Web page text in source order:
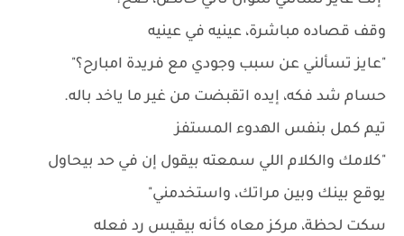
وقف قصاده مباشرة، عينيه في عينيه
"عايز تسألني عن سبب وجودي مع فريدة امبارح؟"
حسام شد فكه، إيده اتقبضت من غير ما ياخد باله.
تيم كمل بنفس الهدوء المستفز
"كلامك والكلام اللي سمعته بيقول إن في حد بيحاول
يوقع بينك وبين مراتك، واستخدمني"
سكت لحظة، مركز معاه كأنه بيقيس رد فعله